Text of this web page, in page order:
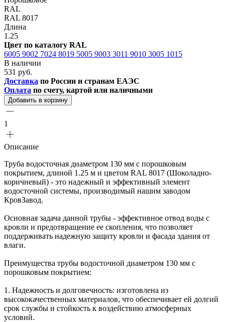
RAL
RAL 8017
Длина
1.25
Цвет по каталогу RAL
6005 9002 7024 8019 5005 9003 3011 9010 3005 1015
В наличии
531 руб.
Доставка по России и странам ЕАЭС
Оплата по счету, картой или наличными
Добавить в корзину
1
Описание
Труба водосточная диаметром 130 мм с порошковым
покрытием, длиной 1.25 м и цветом RAL 8017 (Шоколадно-
коричневый) - это надежный и эффективный элемент
водосточной системы, производимый нашим заводом
КровЗавод.
Основная задача данной трубы - эффективное отвод воды с
кровли и предотвращение ее скопления, что позволяет
поддерживать надежную защиту кровли и фасада здания от
влаги.
Преимущества трубы водосточной диаметром 130 мм с
порошковым покрытием:
1. Надежность и долговечность: изготовлена из
высококачественных материалов, что обеспечивает ей долгий
срок службы и стойкость к воздействию атмосферных
условий.